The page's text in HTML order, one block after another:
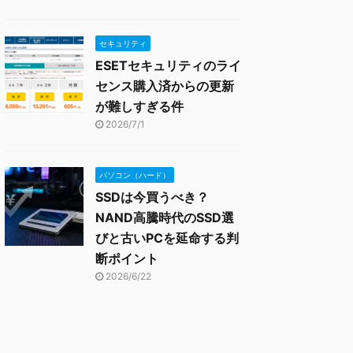
セキュリティ
ESETセキュリティのライ
センス購入済からの更新
が難しすぎる件
2026/7/1
パソコン（ハード）
SSDは今買うべき？
NAND高騰時代のSSD選
びと古いPCを延命する判
断ポイント
2026/6/22